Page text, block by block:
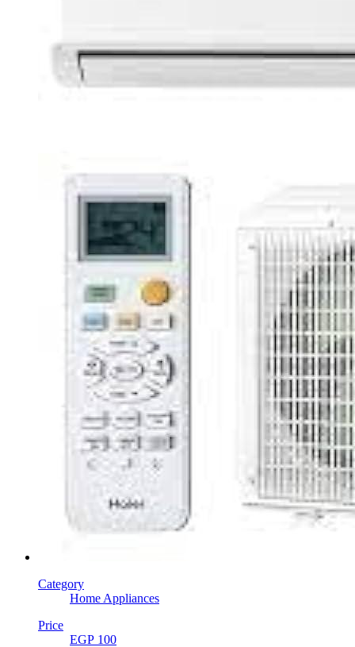
Category
Home Appliances
Price
EGP 100